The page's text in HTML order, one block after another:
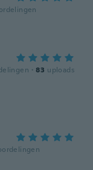
· 83 uploads